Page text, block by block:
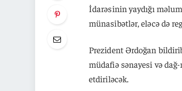
İdarəsinin yaydığı
münasibətlər, eləcə də
Prezident Ərdoğan
müdafiə sənayesi və
etdiriləcək.